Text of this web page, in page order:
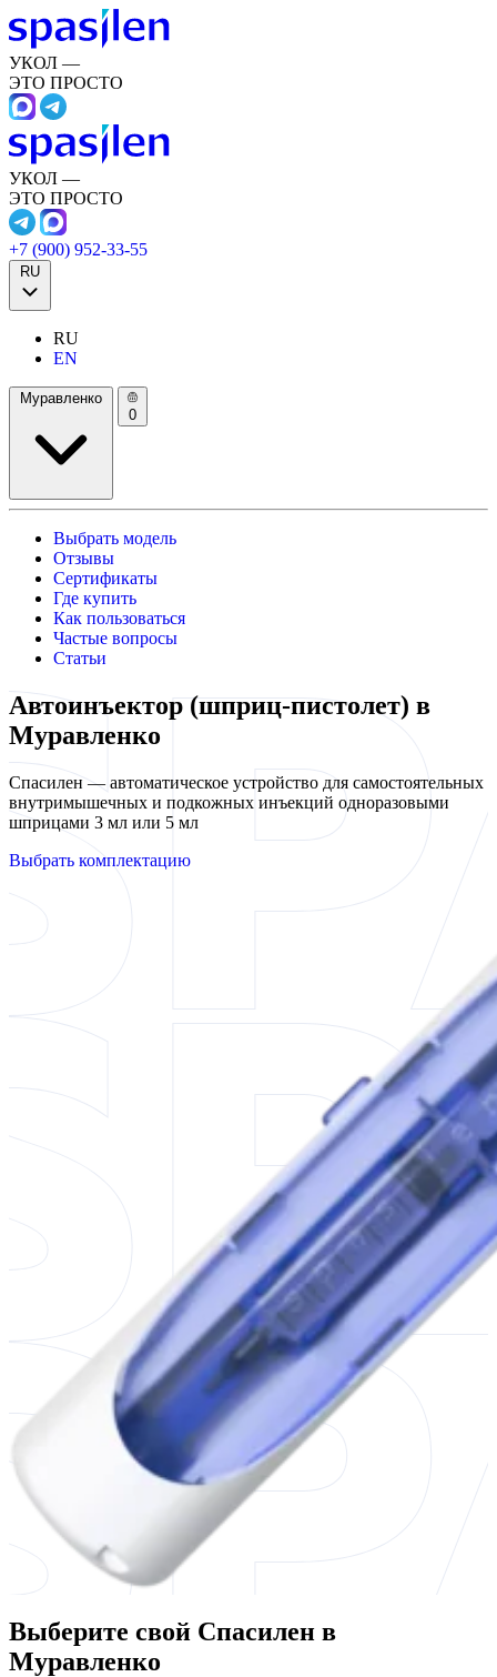
УКОЛ —
ЭТО ПРОСТО
УКОЛ —
ЭТО ПРОСТО
+7 (900) 952-33-55
RU
RU
EN
Муравленко
0
Выбрать модель
Отзывы
Сертификаты
Где купить
Как пользоваться
Частые вопросы
Статьи
Автоинъектор (шприц-пистолет) в
Муравленко
Спасилен — автоматическое устройство для самостоятельных
внутримышечных и подкожных инъекций одноразовыми
шприцами 3 мл или 5 мл
Выбрать комплектацию
Выберите свой Спасилен в
Муравленко